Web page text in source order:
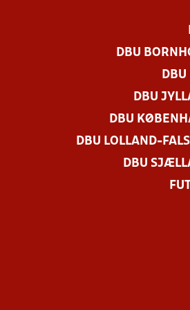
DBU
DBU
DBU
DBU
DBU LOLLAND-
DBU